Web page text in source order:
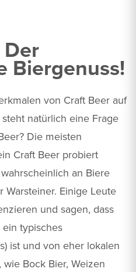
Biergenuss!
von Craft Beer auf
natürlich eine Frage
Die meisten
Craft Beer probiert
an Biere
Einige Leute
und sagen, dass
typisches
ist und von eher lokalen
Bock Bier, Weizen